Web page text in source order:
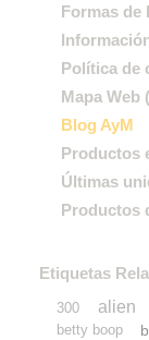
Formas de
Política de
Mapa Web
Blog AyM
Productos
Últimas
Productos
Etiquetas
300 alien
betty boop